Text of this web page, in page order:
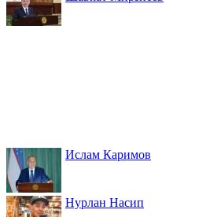
Ислам Каримов
Нурлан Насип